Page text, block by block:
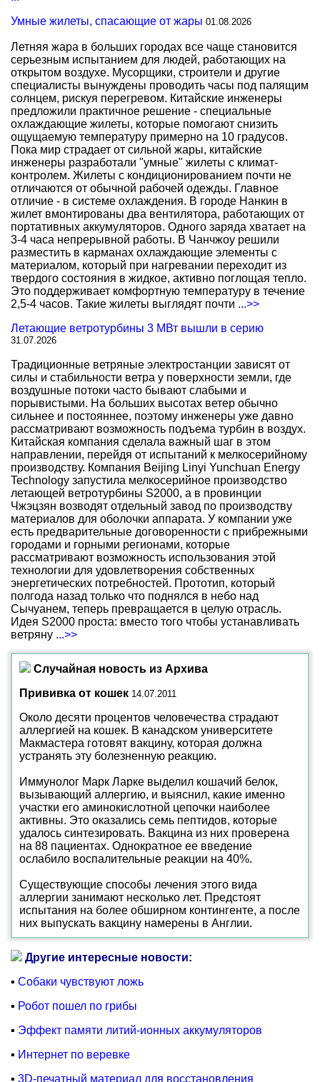
Умные жилеты, спасающие от жары 01.08.2026
Летняя жара в больших городах все чаще становится
серьезным испытанием для людей, работающих на
открытом воздухе. Мусорщики, строители и другие
специалисты вынуждены проводить часы под палящим
солнцем, рискуя перегревом. Китайские инженеры
предложили практичное решение - специальные
охлаждающие жилеты, которые помогают снизить
ощущаемую температуру примерно на 10 градусов.
Пока мир страдает от сильной жары, китайские
инженеры разработали "умные" жилеты с климат-
контролем. Жилеты с кондиционированием почти не
отличаются от обычной рабочей одежды. Главное
отличие - в системе охлаждения. В городе Нанкин в
жилет вмонтированы два вентилятора, работающих от
портативных аккумуляторов. Одного заряда хватает на
3-4 часа непрерывной работы. В Чанчжоу решили
разместить в карманах охлаждающие элементы с
материалом, который при нагревании переходит из
твердого состояния в жидкое, активно поглощая тепло.
Это поддерживает комфортную температуру в течение
2,5-4 часов. Такие жилеты выглядят почти ...>>
Летающие ветротурбины 3 МВт вышли в серию
31.07.2026
Традиционные ветряные электростанции зависят от
силы и стабильности ветра у поверхности земли, где
воздушные потоки часто бывают слабыми и
порывистыми. На больших высотах ветер обычно
сильнее и постояннее, поэтому инженеры уже давно
рассматривают возможность подъема турбин в воздух.
Китайская компания сделала важный шаг в этом
направлении, перейдя от испытаний к мелкосерийному
производству. Компания Beijing Linyi Yunchuan Energy
Technology запустила мелкосерийное производство
летающей ветротурбины S2000, а в провинции
Чжэцзян возводят отдельный завод по производству
материалов для оболочки аппарата. У компании уже
есть предварительные договоренности с прибрежными
городами и горными регионами, которые
рассматривают возможность использования этой
технологии для удовлетворения собственных
энергетических потребностей. Прототип, который
полгода назад только что поднялся в небо над
Сычуанем, теперь превращается в целую отрасль.
Идея S2000 проста: вместо того чтобы устанавливать
ветряну ...>>
Случайная новость из Архива
Прививка от кошек 14.07.2011
Около десяти процентов человечества страдают
аллергией на кошек. В канадском университете
Макмастера готовят вакцину, которая должна
устранять эту болезненную реакцию.
Иммунолог Марк Ларке выделил кошачий белок,
вызывающий аллергию, и выяснил, какие именно
участки его аминокислотной цепочки наиболее
активны. Это оказались семь пептидов, которые
удалось синтезировать. Вакцина из них проверена
на 88 пациентах. Однократное ее введение
ослабило воспалительные реакции на 40%.
Существующие способы лечения этого вида
аллергии занимают несколько лет. Предстоят
испытания на более обширном контингенте, а после
них выпускать вакцину намерены в Англии.
Другие интересные новости:
▪ Собаки чувствуют ложь
▪ Робот пошел по грибы
▪ Эффект памяти литий-ионных аккумуляторов
▪ Интернет по веревке
▪ 3D-печатный материал для восстановления